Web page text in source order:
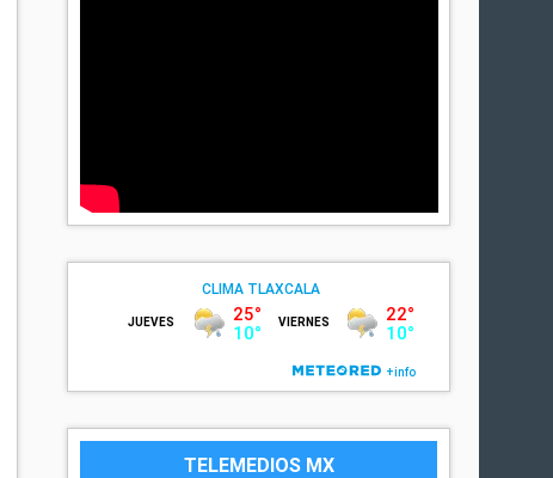
TELEMEDIOS MX